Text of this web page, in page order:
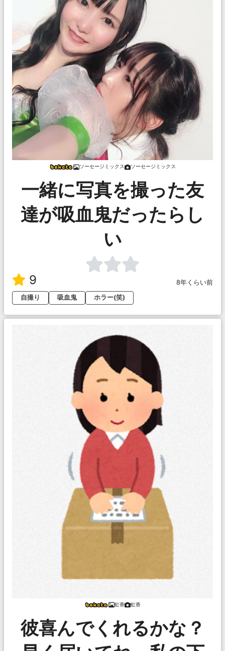
ソーセージミックス ソーセージミックス
一緒に写真を撮った友
達が吸血鬼だったらし
い
9
8年くらい前
自撮り
吸血鬼 ホラー(笑)
虹香 虹香
彼喜んでくれるかな？